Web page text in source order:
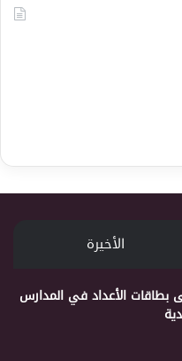
الأخيرة
بطاقات الأعداد في المدارس